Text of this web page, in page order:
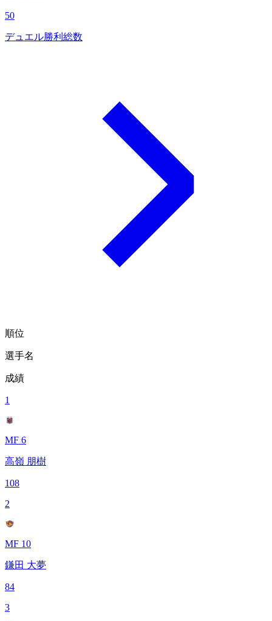
50
デュエル勝利総数
順位
選手名
成績
1
MF 6
高嶺 朋樹
108
2
MF 10
鎌田 大夢
84
3